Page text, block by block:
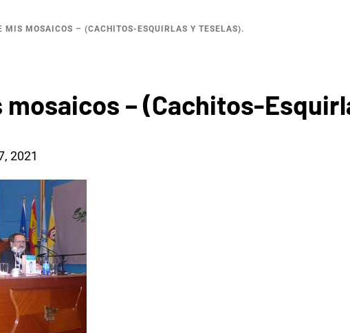
MIS MOSAICOS – (CACHITOS-ESQUIRLAS Y TESELAS).
– (Cachitos-
2021